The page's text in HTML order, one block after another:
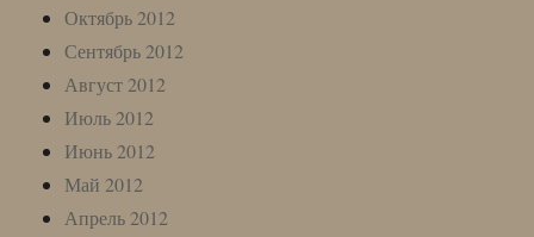
Октябрь 2012
Сентябрь 2012
Август 2012
Июль 2012
Июнь 2012
Май 2012
Апрель 2012